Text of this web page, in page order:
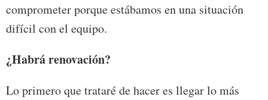
comprometer porque estábamos en una situación
difícil con el equipo.
¿Habrá renovación?
Lo primero que trataré de hacer es llegar lo más